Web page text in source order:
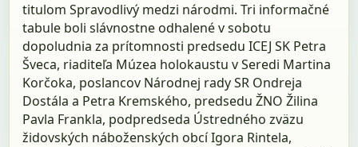
titulom Spravodlivý medzi národmi. Tri informačné
tabule boli slávnostne odhalené v sobotu
dopoludnia za prítomnosti predsedu ICEJ SK Petra
Šveca, riaditeľa Múzea holokaustu v Seredi Martina
Korčoka, poslancov Národnej rady SR Ondreja
Dostála a Petra Kremského, predsedu ŽNO Žilina
Pavla Frankla, podpredseda Ústredného zväzu
židovských náboženských obcí Igora Rintela,